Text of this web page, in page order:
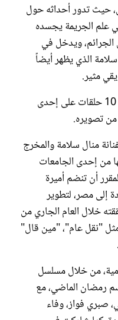
حيث تدور أحداثه حول
الجريمة يجسده
ويدخل في
الذي يظهر أيضاً
مثير.
ومن المقرر عرض العمل المكون من 10 حلقات على إحدى
من تصويره.
منال سلامة والمخرج
من إحدى الجامعات
أن تنضم أميرة
إلى مصر، لتطوير
خلال العام الجاري من
"نقل عام"، "مين قال"
من خلال مسلسل
رمضان الماضي، مع
صبري فواز، وفاء